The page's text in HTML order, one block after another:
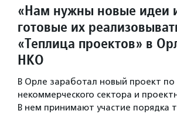
«Нам нужны новые идеи
готовые их
«Теплица проектов» в
НКО
В Орле заработал новый проект
некоммерческого сектора и
В нем принимают участие порядка